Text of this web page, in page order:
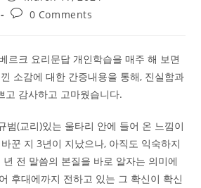
published:
Post0 Comments
르크 요리문답 개인학습을 매주 해 보면
소감에 대한 간증내용을 통해, 진실함과
고 감사하고 고마웠습니다.
범(교리)있는 울타리 안에 들어 온 느낌이
꾼 지 3년이 지났으나, 아직도 익숙하지
전 말씀의 본질을 바로 알자는 의미에
후대에까지 전하고 있는 그 확신이 확신